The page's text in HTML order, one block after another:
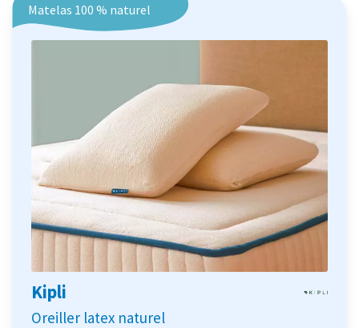
Matelas 100 % naturel
Kipli
Oreiller latex naturel